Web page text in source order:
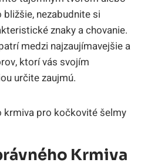
nezabudnite si
znaky a chovanie.
medzi najzaujímavejšie a
ktorí vás svojím
určite zaujmú.
Krmiva